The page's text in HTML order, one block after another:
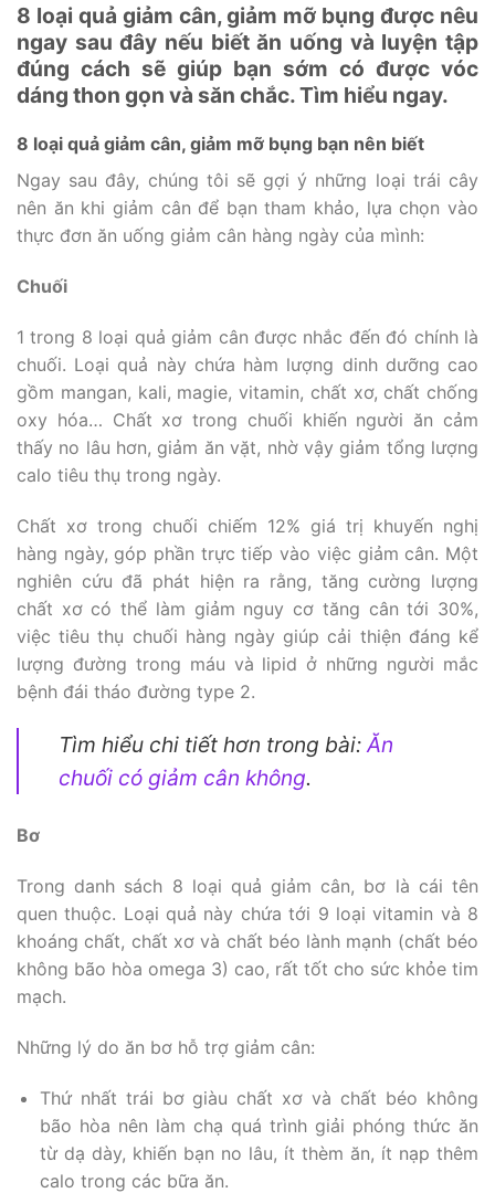
8 loại quả giảm cân, giảm mỡ bụng được nêu
ngay sau đây nếu biết ăn uống và luyện tập
đúng cách sẽ giúp bạn sớm có được vóc
dáng thon gọn và săn chắc. Tìm hiểu ngay.
8 loại quả giảm cân, giảm mỡ bụng bạn nên biết
Ngay sau đây, chúng tôi sẽ gợi ý những loại trái cây
nên ăn khi giảm cân để bạn tham khảo, lựa chọn vào
thực đơn ăn uống giảm cân hàng ngày của mình:
Chuối
1 trong 8 loại quả giảm cân được nhắc đến đó chính là
chuối. Loại quả này chứa hàm lượng dinh dưỡng cao
gồm mangan, kali, magie, vitamin, chất xơ, chất chống
oxy hóa… Chất xơ trong chuối khiến người ăn cảm
thấy no lâu hơn, giảm ăn vặt, nhờ vậy giảm tổng lượng
calo tiêu thụ trong ngày.
Chất xơ trong chuối chiếm 12% giá trị khuyến nghị
hàng ngày, góp phần trực tiếp vào việc giảm cân. Một
nghiên cứu đã phát hiện ra rằng, tăng cường lượng
chất xơ có thể làm giảm nguy cơ tăng cân tới 30%,
việc tiêu thụ chuối hàng ngày giúp cải thiện đáng kể
lượng đường trong máu và lipid ở những người mắc
bệnh đái tháo đường type 2.
Tìm hiểu chi tiết hơn trong bài:Ăn
chuối có giảm cân không.
Bơ
Trong danh sách 8 loại quả giảm cân, bơ là cái tên
quen thuộc. Loại quả này chứa tới 9 loại vitamin và 8
khoáng chất, chất xơ và chất béo lành mạnh (chất béo
không bão hòa omega 3) cao, rất tốt cho sức khỏe tim
mạch.
Những lý do ăn bơ hỗ trợ giảm cân:
Thứ nhất trái bơ giàu chất xơ và chất béo không
bão hòa nên làm chạ quá trình giải phóng thức ăn
từ dạ dày, khiến bạn no lâu, ít thèm ăn, ít nạp thêm
calo trong các bữa ăn.